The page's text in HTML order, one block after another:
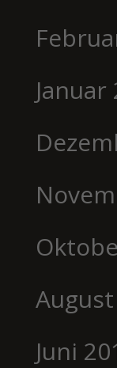
Januar
Juni